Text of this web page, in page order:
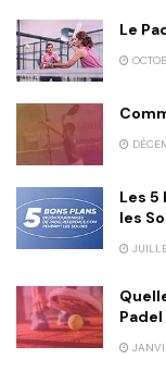
Le
Les
les
Padel